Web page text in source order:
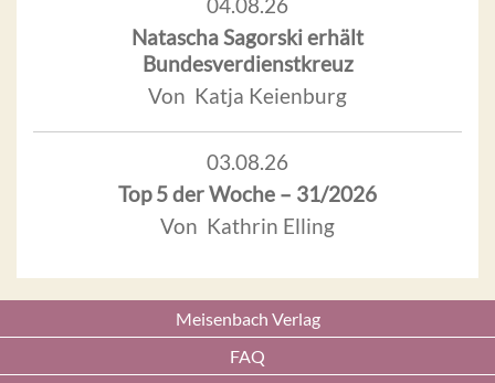
04.08.26
Natascha Sagorski erhält
Bundesverdienstkreuz
Von Katja Keienburg
03.08.26
Top 5 der Woche – 31/2026
Von Kathrin Elling
Meisenbach Verlag
FAQ